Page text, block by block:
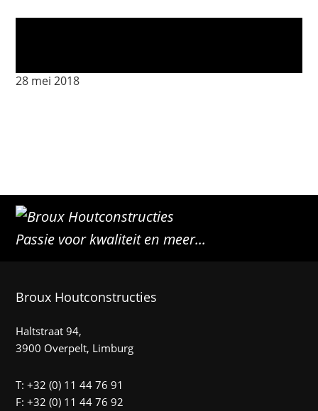
28 mei 2018
Passie voor kwaliteit en meer...
Broux Houtconstructies
Haltstraat 94,
3900 Overpelt, Limburg
T: +32 (0) 11 44 76 91
F: +32 (0) 11 44 76 92